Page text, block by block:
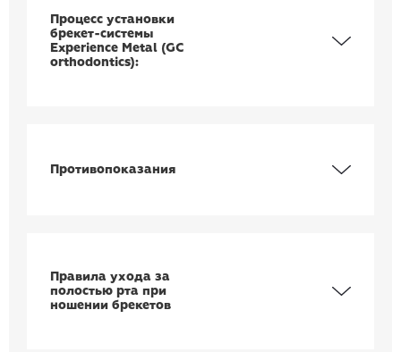
Процесс установки
брекет-системы
Experience Metal (GC
orthodontics):
Противопоказания
Правила ухода за
полостью рта при
ношении брекетов